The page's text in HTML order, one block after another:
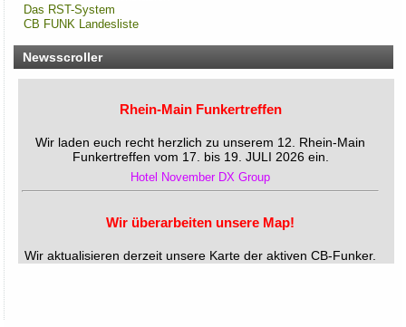
Das RST-System
CB FUNK Landesliste
Newsscroller
Rhein-Main Funkertreffen
Wir laden euch recht herzlich zu unserem 12. Rhein-Main
Funkertreffen vom 17. bis 19. JULI 2026 ein.
Hotel November DX Group
Wir überarbeiten unsere Map!
Wir aktualisieren derzeit unsere Karte der aktiven CB-Funker.
Alle aktiven Mitglieder werden ab sofort mit einem grünen